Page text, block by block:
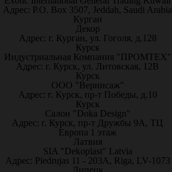
Адрес: P.O. Box 3507, Jeddah, Saudi Arabia
Курган
Декор
Адрес: г. Курган, ул. Гоголя, д.128
Курск
Индустриальная Компания "ПРОМТЕХ"
Адрес: г. Курск, ул. Литовская, 12В
Курск
ООО "Вернисаж"
Адрес: г. Курск, пр-т Победы, д.10
Курск
Салон "Doka Design"
Адрес: г. Курск, пр-т Дружбы 9А, ТЦ
Европа 1 этаж
Латвия
SIA "Dekoplast" Latvia
Адрес: Piedrujas 11 - 203A, Riga, LV-1073
Липецк